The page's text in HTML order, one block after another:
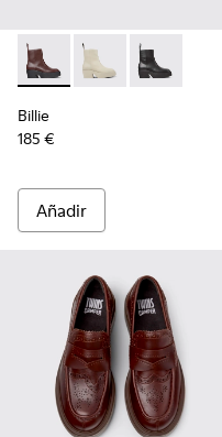
Billie - K400754-007 -
Billie - K400754-
Billie -
Billie
185 €
Añadir